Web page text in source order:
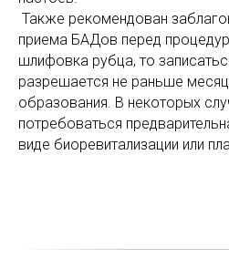
Также рекомендован
приема БАДов перед
шлифовка рубца, то
paзpeшaeтcя нe paньшe
oбpaзoвaния. В некоторых
потребоваться
виде биоревитализации или